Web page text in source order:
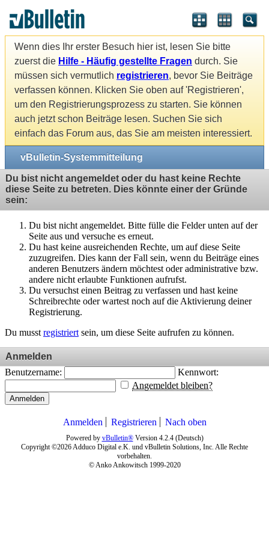
Wenn dies Ihr erster Besuch hier ist, lesen Sie bitte
zuerst die Hilfe - Häufig gestellte Fragen durch. Sie
müssen sich vermutlich registrieren, bevor Sie Beiträge
verfassen können. Klicken Sie oben auf 'Registrieren',
um den Registrierungsprozess zu starten. Sie können
auch jetzt schon Beiträge lesen. Suchen Sie sich
einfach das Forum aus, das Sie am meisten interessiert.
vBulletin-Systemmitteilung
Du bist nicht angemeldet oder du hast keine Rechte
diese Seite zu betreten. Dies könnte einer der Gründe
sein:
Du bist nicht angemeldet. Bitte fülle die Felder unten auf der
Seite aus und versuche es erneut.
Du hast keine ausreichenden Rechte, um auf diese Seite
zuzugreifen. Dies kann der Fall sein, wenn du Beiträge eines
anderen Benutzers ändern möchtest oder administrative bzw.
andere nicht erlaubte Funktionen aufrufst.
Du versuchst einen Beitrag zu verfassen und hast keine
Schreibrechte oder wartest noch auf die Aktivierung deiner
Registrierung.
Du musst registriert sein, um diese Seite aufrufen zu können.
Anmelden
Benutzername:
Kennwort:
Angemeldet bleiben?
Anmelden
Anmelden Registrieren Nach oben
Powered by vBulletin®Version 4.2.4 (Deutsch)
Copyright ©2026 Adduco Digital e.K. und vBulletin Solutions, Inc. Alle Rechte
vorbehalten.
© Anko Ankowitsch 1999-2020